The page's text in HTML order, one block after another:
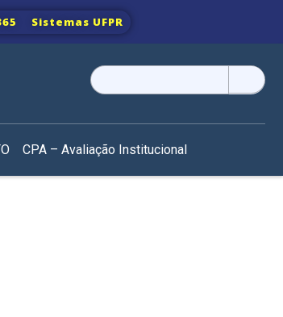
Sistemas UFPR
Pesquisar
por:
CPA – Avaliação Institucional